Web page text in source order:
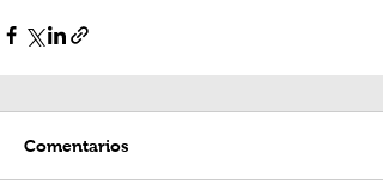
Comentarios